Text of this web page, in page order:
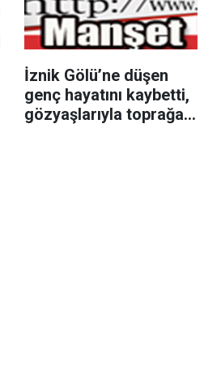
İznik Gölü’ne düşen
genç hayatını kaybetti,
gözyaşlarıyla toprağa